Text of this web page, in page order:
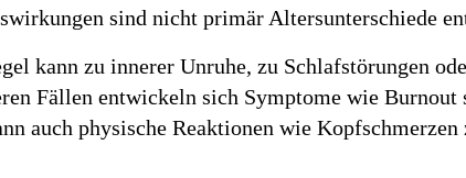
sind nicht primär Altersunterschiede
kann zu innerer Unruhe, zu Schlafstörungen
Fällen entwickeln sich Symptome wie Burnout
auch physische Reaktionen wie Kopfschmerzen